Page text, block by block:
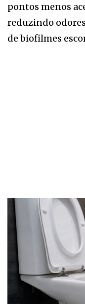
pontos menos
reduzindo
de biofilmes